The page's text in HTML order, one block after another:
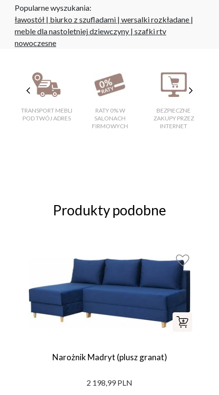
Popularne wyszukania:
ławostół | biurko z szufladami | wersalki rozkładane |
meble dla nastoletniej dziewczyny | szafki rtv
nowoczesne
TRANSPORT MEBLI
POD TWÓJ ADRES
RATY 0% W
SALONACH
FIRMOWYCH
BEZPIECZNE
ZAKUPY PRZEZ
INTERNET
Produkty podobne
Narożnik Madryt (plusz granat)
2 198,99 PLN